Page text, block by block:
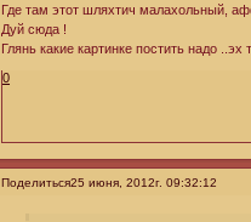
Где там этот шляхтич малахольный,
Дуй сюда !
Глянь какие картинке постить надо ..эх
0
Поделиться25 июня, 2012г. 09:32:12